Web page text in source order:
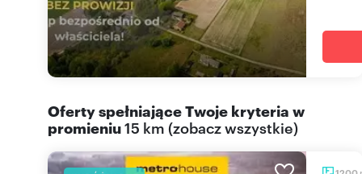
Oferty spełniające Twoje kryteria w
promieniu15 km (zobacz wszystkie)